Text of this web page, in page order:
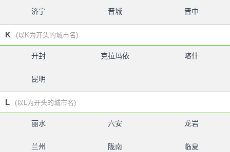
济宁 晋城 晋中
K (以K为开头的城市名)
开封 克拉玛依 喀什
昆明
L (以L为开头的城市名)
丽水 六安 龙岩
兰州 陇南 临夏